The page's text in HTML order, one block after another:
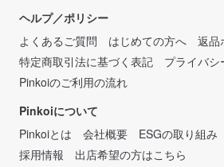
ヘルプ／ポリシー
よくあるご質問
はじめての方へ 返品
特定商取引法に基づく表記
プライバシ
Pinkoiのご利用の流れ
Pinkoiについて
Pinkoiとは
会社概要 ESGの取り組み
採用情報
出店希望の方はこちら